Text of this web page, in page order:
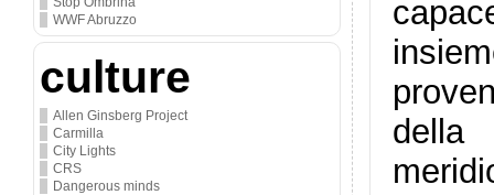
WWF Abruzzo
culture
Allen Ginsberg Project
Carmilla
City Lights
CRS
Dangerous minds